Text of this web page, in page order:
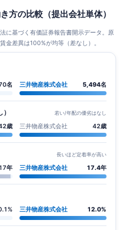
方の比較（提出会社単体）
に基づく有価証券報告書開示データ。原
金差異は100%が均等（差なし）。
名 三井物産株式会社 5,494名
若い/年配の優劣はなし
歳 三井物産株式会社 42歳
長いほど定着率が高い
年 三井物産株式会社 17.4年
三井物産株式会社 12.0%